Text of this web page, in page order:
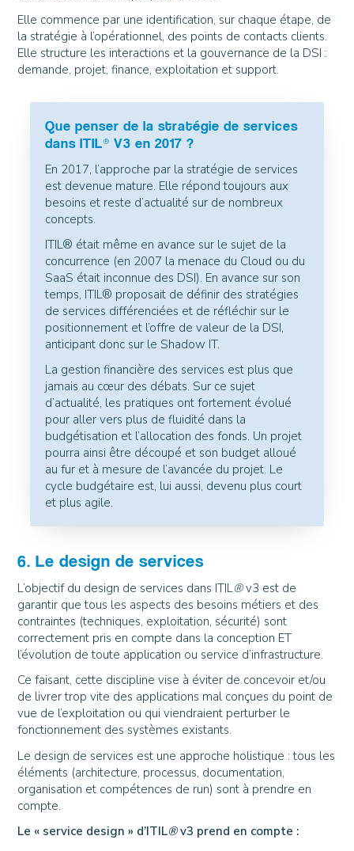
Elle commence par une identification, sur chaque étape, de
la stratégie à l’opérationnel, des points de contacts clients.
Elle structure les interactions et la gouvernance de la DSI :
demande, projet, finance, exploitation et support.
Que penser de la stratégie de services
dans ITIL® V3 en 2017 ?
En 2017, l’approche par la stratégie de services
est devenue mature. Elle répond toujours aux
besoins et reste d’actualité sur de nombreux
concepts.
ITIL® était même en avance sur le sujet de la
concurrence (en 2007 la menace du Cloud ou du
SaaS était inconnue des DSI). En avance sur son
temps, ITIL® proposait de définir des stratégies
de services différenciées et de réfléchir sur le
positionnement et l’offre de valeur de la DSI,
anticipant donc sur le Shadow IT.
La gestion financière des services est plus que
jamais au cœur des débats. Sur ce sujet
d’actualité, les pratiques ont fortement évolué
pour aller vers plus de fluidité dans la
budgétisation et l’allocation des fonds. Un projet
pourra ainsi être découpé et son budget alloué
au fur et à mesure de l’avancée du projet. Le
cycle budgétaire est, lui aussi, devenu plus court
et plus agile.
6. Le design de services
L’objectif du design de services dans ITIL®v3 est de
garantir que tous les aspects des besoins métiers et des
contraintes (techniques, exploitation, sécurité) sont
correctement pris en compte dans la conception ET
l’évolution de toute application ou service d’infrastructure.
Ce faisant, cette discipline vise à éviter de concevoir et/ou
de livrer trop vite des applications mal conçues du point de
vue de l’exploitation ou qui viendraient perturber le
fonctionnement des systèmes existants.
Le design de services est une approche holistique : tous les
éléments (architecture, processus, documentation,
organisation et compétences de run) sont à prendre en
compte.
Le « service design » d’ITIL®v3 prend en compte :